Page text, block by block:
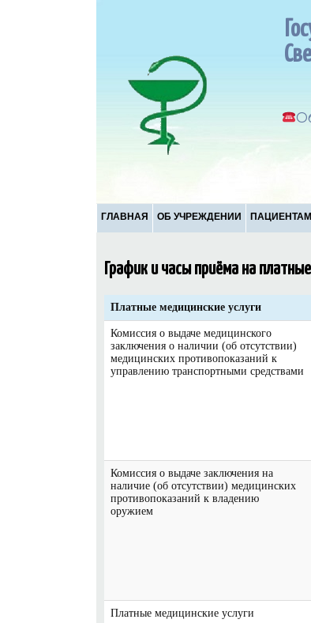
ГЛАВНАЯ ОБ УЧРЕЖДЕНИИ ПАЦИЕНТАМ
График и часы приёма на
Платные медицинские услуги
Комиссия о выдаче медицинского
заключения о наличии (об отсутствии)
медицинских противопоказаний к
управлению транспортными средствами
Комиссия о выдаче заключения на
наличие (об отсутствии) медицинских
противопоказаний к владению
оружием
Платные медицинские услуги